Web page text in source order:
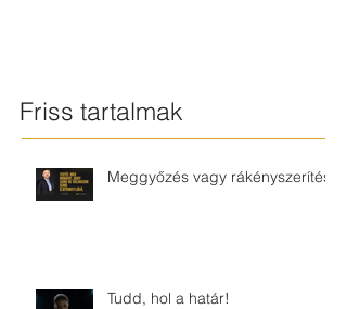
Friss tartalmak
Meggyőzés vagy rákényszerítés?
Tudd, hol a határ!